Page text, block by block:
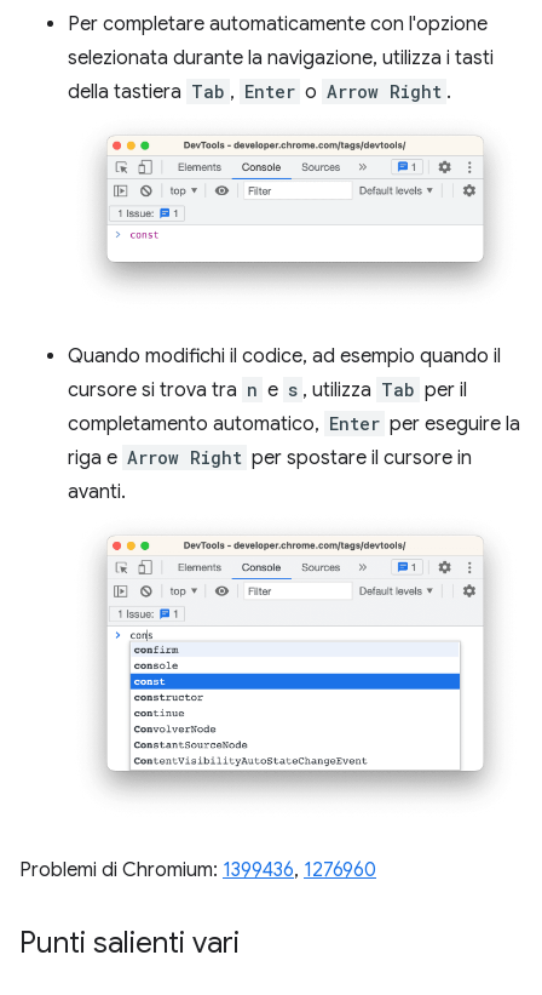
Per completare automaticamente con l'opzione
selezionata durante la navigazione, utilizza i tasti
della tastiera Tab , Enter o Arrow Right .
Quando modifichi il codice, ad esempio quando il
cursore si trova tra n e s , utilizza Tab per il
completamento automatico, Enter per eseguire la
riga e Arrow Right per spostare il cursore in
avanti.
Problemi di Chromium: 1399436, 1276960
Punti salienti vari